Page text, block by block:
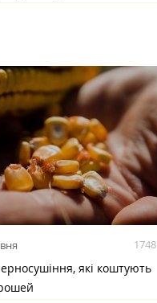
1748
які коштують